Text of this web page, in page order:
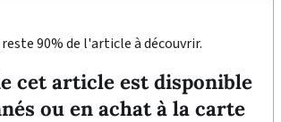
90% de l'article à découvrir.
cet article est disponible
ou en achat à la carte